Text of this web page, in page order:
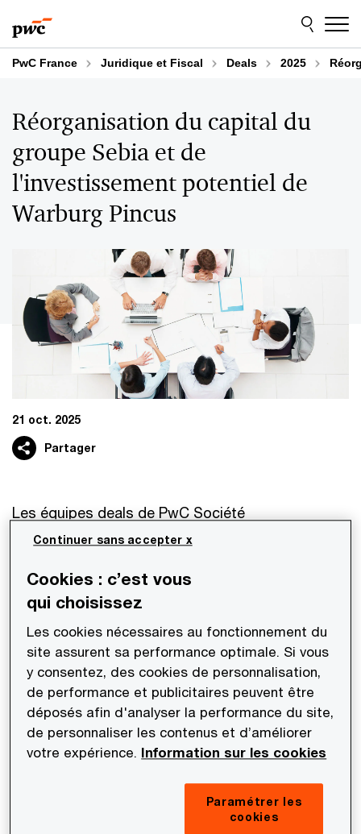
au
contenu
au
pied
dePwC France Juridique et Fiscal Deals 2025
Réorganisation du capital du
groupe Sebia et de
l'investissement potentiel de
Warburg Pincus
21 oct. 2025
Partager
Les équipes deals de PwC Société
d'Avocats sont intervenues pour le compte du
spécialité, dans le cadre de la réorganisation du
capital du groupe et de l'investissement potentiel
de Warburg Pincus, aux côtés des actionnaires
existants CVC, La Caisse et Téthys Invest.
PwC Société d’Avocats a réalisé, conjointement
avec les équipes de PwC Allemagne et PwC US,
les travaux de due diligence juridique, fiscale et
mondial du diagnostic de spécialité, dans le cadre
de la réorganisation du capital du groupe et de
Cookies : c’est vous
qui choisissez
Les cookies nécessaires au fonctionnement du
site assurent sa performance optimale. Si vous
y consentez, des cookies de personnalisation,
de performance et publicitaires peuvent être
déposés afin d'analyser la performance du site,
de personnaliser les contenus et d’améliorer
votre expérience. Information sur les cookies
Paramétrer les
cookies
Continuer sans accepter x